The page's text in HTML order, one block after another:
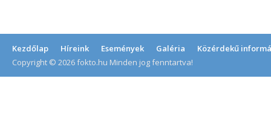
Kezdőlap Híreink Események Galéria
Közérdekű
Copyright © 2026 fokto.hu Minden jog fenntartva!